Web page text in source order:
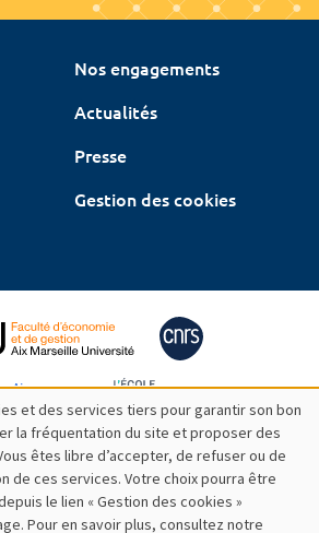
Nos engagements
Actualités
Presse
Gestion des cookies
et des services tiers pour garantir son bon
la fréquentation du site et proposer des
êtes libre d’accepter, de refuser ou de
de ces services. Votre choix pourra être
le lien « Gestion des cookies »
Pour en savoir plus, consultez notre